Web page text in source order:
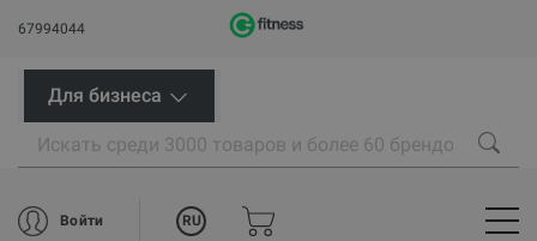
67994044
Для бизнеса
Войти RU